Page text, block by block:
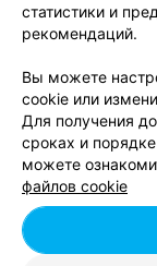
Курсы
статистики и
рекомендаций.
Вы можете
cookie или
Для получения
сроках и
можете
файлов cookie